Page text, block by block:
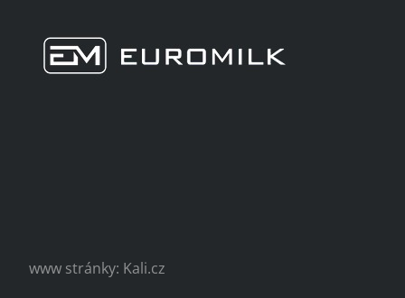
www stránky: Kali.cz